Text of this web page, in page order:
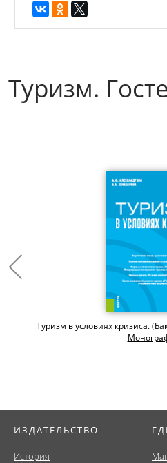
Туризм.
Туризм в условиях кризиса.
ИЗДАТЕЛЬСТВО
История